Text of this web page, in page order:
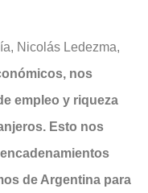
Nicolás Ledezma,
nos
empleo y riqueza
Esto nos
de Argentina para